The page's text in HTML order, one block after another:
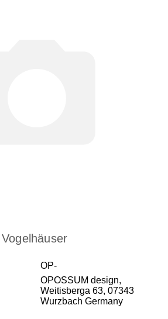
OP-
OPOSSUM design,
Weitisberga 63, 07343
Wurzbach Germany